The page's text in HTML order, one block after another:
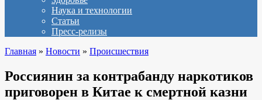
Наука и технологии
Статьи
Пресс-релизы
Главная » Новости » Происшествия
Россиянин за контрабанду наркотиков
приговорен в Китае к смертной казни